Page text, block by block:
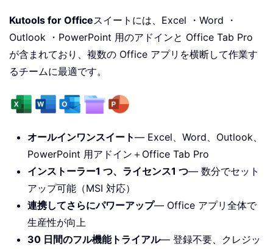
Kutools for Officeスイートには、Excel ・Word ・
Outlook ・PowerPoint 用のアドインと Office Tab Pro
が含まれており、複数の Office アプリを横断して作業す
るチームに最適です。
オールインワンスイート— Excel、Word、Outlook、
PowerPoint 用アドイン＋Office Tab Pro
インストーラー1 つ、ライセンス1 つ— 数分でセット
アップ可能（MSI 対応）
連携してさらにパワーアップ— Office アプリ全体で
生産性が向上
30 日間のフル機能トライアル— 登録不要、クレジッ